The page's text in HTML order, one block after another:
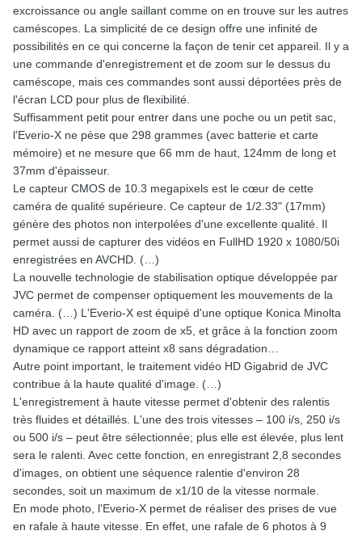
excroissance ou angle saillant comme on en trouve sur les autres
caméscopes. La simplicité de ce design offre une infinité de
possibilités en ce qui concerne la façon de tenir cet appareil. Il y a
une commande d'enregistrement et de zoom sur le dessus du
caméscope, mais ces commandes sont aussi déportées près de
l'écran LCD pour plus de flexibilité.
Suffisamment petit pour entrer dans une poche ou un petit sac,
l'Everio-X ne pèse que 298 grammes (avec batterie et carte
mémoire) et ne mesure que 66 mm de haut, 124mm de long et
37mm d'épaisseur.
Le capteur CMOS de 10.3 megapixels est le cœur de cette
caméra de qualité supérieure. Ce capteur de 1/2.33" (17mm)
génère des photos non interpolées d'une excellente qualité. Il
permet aussi de capturer des vidéos en FullHD 1920 x 1080/50i
enregistrées en AVCHD. (…)
La nouvelle technologie de stabilisation optique développée par
JVC permet de compenser optiquement les mouvements de la
caméra. (…) L'Everio-X est équipé d'une optique Konica Minolta
HD avec un rapport de zoom de x5, et grâce à la fonction zoom
dynamique ce rapport atteint x8 sans dégradation…
Autre point important, le traitement vidéo HD Gigabrid de JVC
contribue à la haute qualité d'image. (…)
L'enregistrement à haute vitesse permet d'obtenir des ralentis
très fluides et détaillés. L'une des trois vitesses – 100 i/s, 250 i/s
ou 500 i/s – peut être sélectionnée; plus elle est élevée, plus lent
sera le ralenti. Avec cette fonction, en enregistrant 2,8 secondes
d'images, on obtient une séquence ralentie d'environ 28
secondes, soit un maximum de x1/10 de la vitesse normale.
En mode photo, l'Everio-X permet de réaliser des prises de vue
en rafale à haute vitesse. En effet, une rafale de 6 photos à 9